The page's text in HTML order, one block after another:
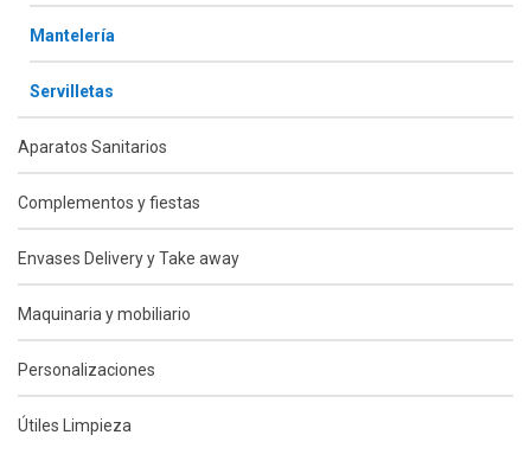
Mantelería
Servilletas
Aparatos Sanitarios
Complementos y fiestas
Envases Delivery y Take away
Maquinaria y mobiliario
Personalizaciones
Útiles Limpieza